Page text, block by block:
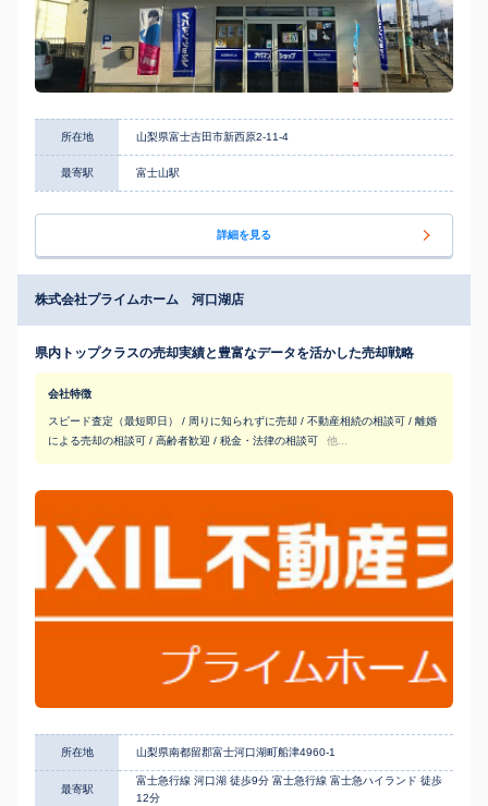
所在地 山梨県富士吉田市新西原2-11-4
最寄駅 富士山駅
詳細を見る
株式会社プライムホーム 河口湖店
県内トップクラスの売却実績と豊富なデータを活かした売却戦略
会社特徴
スピード査定（最短即日） / 周りに知られずに売却 / 不動産相続の相談可 / 離婚
による売却の相談可 / 高齢者歓迎 / 税金・法律の相談可
他...
所在地 山梨県南都留郡富士河口湖町船津4960-1
最寄駅
富士急行線 河口湖 徒歩9分 富士急行線 富士急ハイランド 徒歩
12分